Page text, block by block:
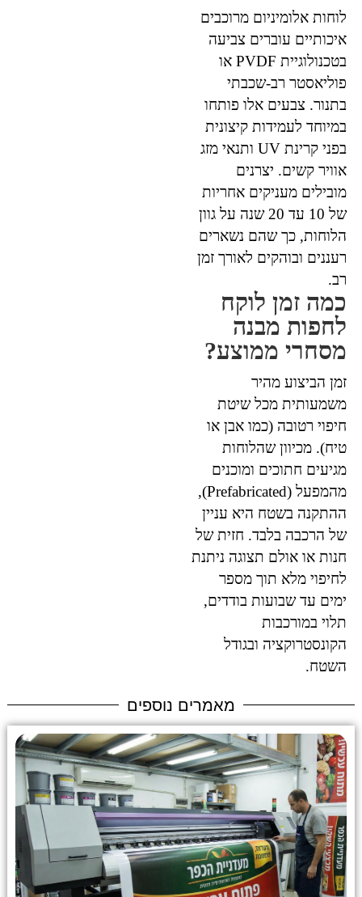
לוחות אלומיניום מרוכבים
איכותיים עוברים צביעה
בטכנולוגיית PVDF או
פוליאסטר רב-שכבתי
בתנור. צבעים אלו פותחו
במיוחד לעמידות קיצונית
בפני קרינת UV ותנאי מזג
אוויר קשים. יצרנים
מובילים מעניקים אחריות
של 10 עד 20 שנה על גוון
הלוחות, כך שהם נשארים
רעננים ובוהקים לאורך זמן
רב.
כמה זמן לוקח
לחפות מבנה
מסחרי ממוצע?
זמן הביצוע מהיר
משמעותית מכל שיטת
חיפוי רטובה (כמו אבן או
טיח). מכיוון שהלוחות
מגיעים חתוכים ומוכנים
מהמפעל (Prefabricated),
ההתקנה בשטח היא עניין
של הרכבה בלבד. חזית של
חנות או אולם תצוגה ניתנת
לחיפוי מלא תוך מספר
ימים עד שבועות בודדים,
תלוי במורכבות
הקונסטרוקציה ובגודל
השטח.
מאמרים נוספים